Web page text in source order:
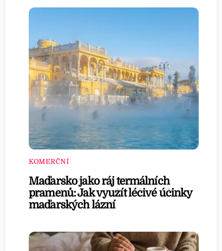
KOMERČNÍ
Maďarsko jako ráj termálních
pramenů: Jak využít léčivé účinky
maďarských lázní